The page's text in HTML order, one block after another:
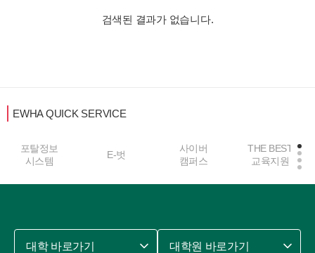
검색된 결과가 없습니다.
EWHA QUICK SERVICE
포탈정보
시스템
E-벗
사이버
캠퍼스
THE BEST
교육지원
대학 바로가기 대학원 바로가기